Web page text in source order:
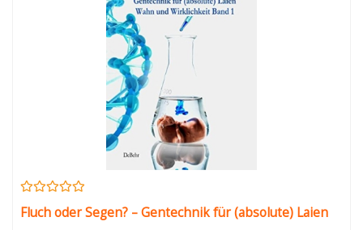
Fluch oder Segen? – Gentechnik für (absolute) Laien